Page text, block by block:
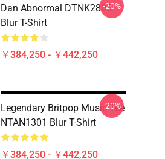
Dan Abnormal DTNK2805
Blur T-Shirt
￥384,250 - ￥442,250
-20%
Legendary Britpop Music Tee
NTAN1301 Blur T-Shirt
￥384,250 - ￥442,250
-20%